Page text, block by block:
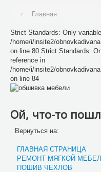
Главная
Strict Standards: Only
/home/i/insite2/
on line 80 Strict Standards:
reference in
/home/i/insite2/
on line 84
Ой, что-то
Вернуться на:
ГЛАВНАЯ СТРАНИЦА
РЕМОНТ МЯГКОЙ
ПОШИВ ЧЕХЛОВ